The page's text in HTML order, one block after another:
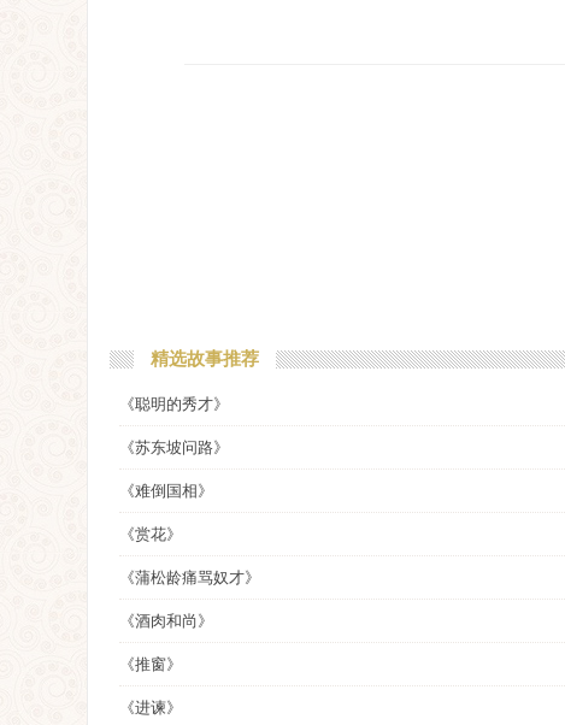
精选故事推荐
《聪明的秀才》
《苏东坡问路》
《难倒国相》
《赏花》
《蒲松龄痛骂奴才》
《酒肉和尚》
《推窗》
《进谏》